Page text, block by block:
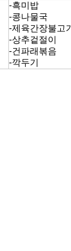
-흑미밥
-콩나물국
-제육간장불고기
-상추겉절이
-건파래볶음
-깍두기